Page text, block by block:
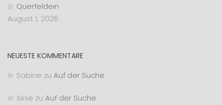
Querfeldein
August 1, 2026
NEUESTE KOMMENTARE
Sabine zu Auf der Suche
Xirxe zu Auf der Suche